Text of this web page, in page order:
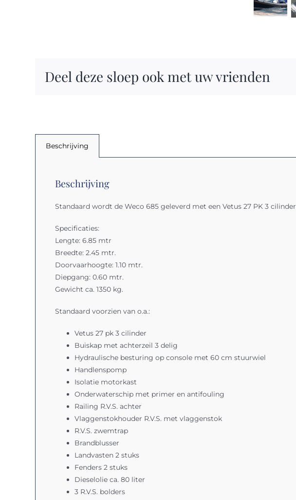
Deel deze sloep ook met uw vrienden
Beschrijving
Beschrijving
Standaard wordt de Weco 685 geleverd met een Vetus 27 PK 3 cilinder
Specificaties:
Lengte: 6.85 mtr
Breedte: 2.45 mtr.
Doorvaarhoogte: 1.10 mtr.
Diepgang: 0.60 mtr.
Gewicht ca. 1350 kg.
Standaard voorzien van o.a.:
Vetus 27 pk 3 cilinder
Buiskap met achterzeil 3 delig
Hydraulische besturing op console met 60 cm stuurwiel
Handlenspomp
Isolatie motorkast
Onderwaterschip met primer en antifouling
Railing R.V.S. achter
Vlaggenstokhouder R.V.S. met vlaggenstok
R.V.S. zwemtrap
Brandblusser
Landvasten 2 stuks
Fenders 2 stuks
Dieselolie ca. 80 liter
3 R.V.S. bolders